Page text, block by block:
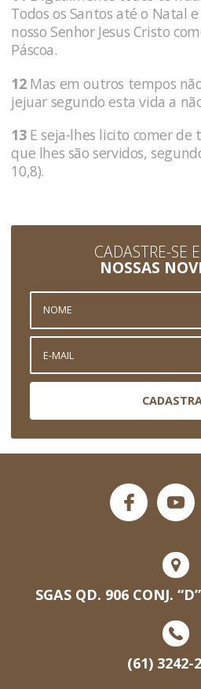
Todos os Santos até o Natal
nosso Senhor Jesus Cristo
Páscoa.
12Mas em outros tempos
jejuar segundo esta vida a
13E seja-lhes licito comer de
que lhes são servidos,
10,8).
CADASTRE-SE
NOSSAS
SGAS QD. 906 CONJ.
(61) 3242-